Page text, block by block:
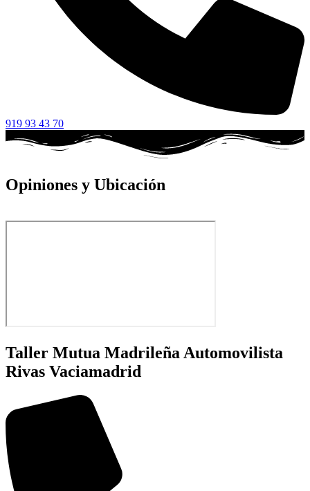
919 93 43 70
Opiniones y Ubicación
Taller Mutua Madrileña Automovilista
Rivas Vaciamadrid